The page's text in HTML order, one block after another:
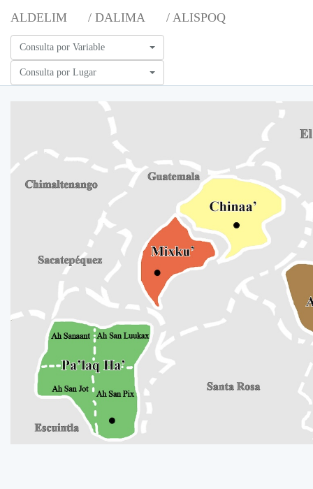
ALDELIM / DALIMA / ALISPOQ
Consulta por Variable
Consulta por Lugar